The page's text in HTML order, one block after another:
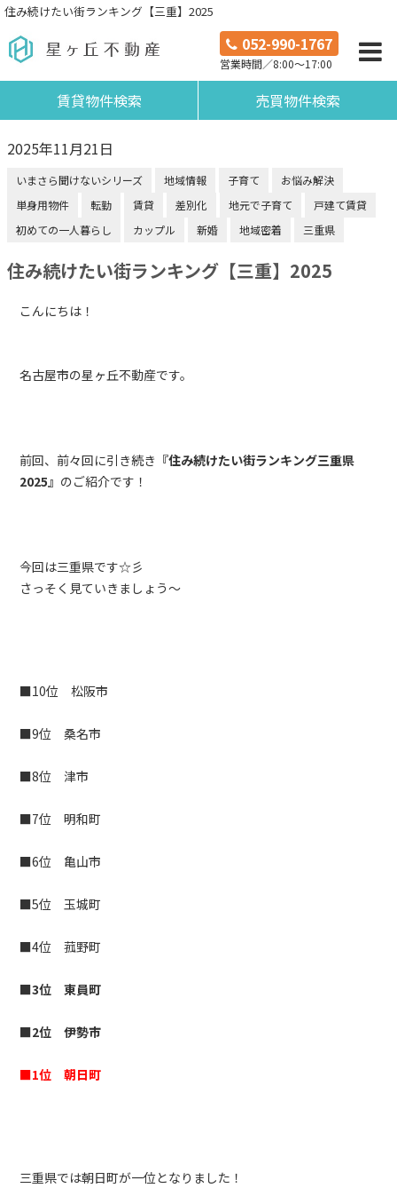
住み続けたい街ランキング【三重】2025
052-990-1767
営業時間／8:00～17:00
賃貸物件検索 売買物件検索
2025年11月21日
いまさら聞けないシリーズ 地域情報 子育て
お悩み解決
単身用物件
転勤 賃貸 差別化 地元で子育て
戸建て賃貸
初めての一人暮らし
カップル 新婚 地域密着 三重県
住み続けたい街ランキング【三重】2025
こんにちは！
名古屋市の星ヶ丘不動産です。
前回、前々回に引き続き 『住み続けたい街ランキング三重県
2025』 のご紹介です！
今回は三重県です☆彡
さっそく見ていきましょう～
■10位 松阪市
■9位 桑名市
■8位 津市
■7位 明和町
■6位 亀山市
■5位 玉城町
■4位 菰野町
■3位 東員町
■2位 伊勢市
■1位 朝日町
三重県では朝日町が一位となりました！